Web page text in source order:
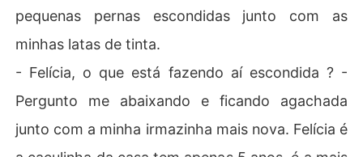
pequenas pernas escondidas junto com as
minhas latas de tinta.
- Felícia, o que está fazendo aí escondida ? -
Pergunto me abaixando e ficando agachada
junto com a minha irmazinha mais nova. Felícia é